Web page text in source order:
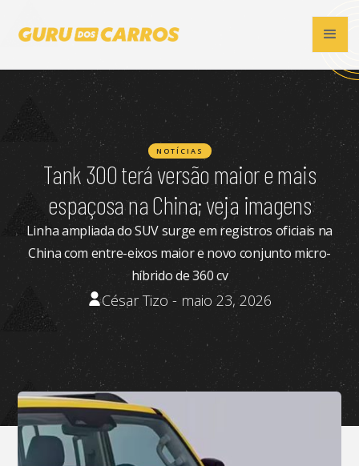
NOTÍCIAS
Tank 300 terá versão maior e mais
espaçosa na China; veja imagens
Linha ampliada do SUV surge em registros oficiais na
China com entre-eixos maior e novo conjunto micro-
híbrido de 360 cv
César Tizo - maio 23, 2026